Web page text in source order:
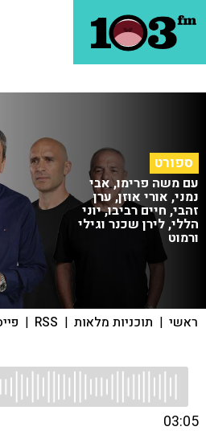
ספורט
עם משה פרימו, אבי
נמני, אורי אוזן, ערן
זהבי, חיים רביבו, יוני
הללי, לירן שכנר וגילי
ורמוט
ראשי | תוכניות מלאות |
RSS
|
03:05